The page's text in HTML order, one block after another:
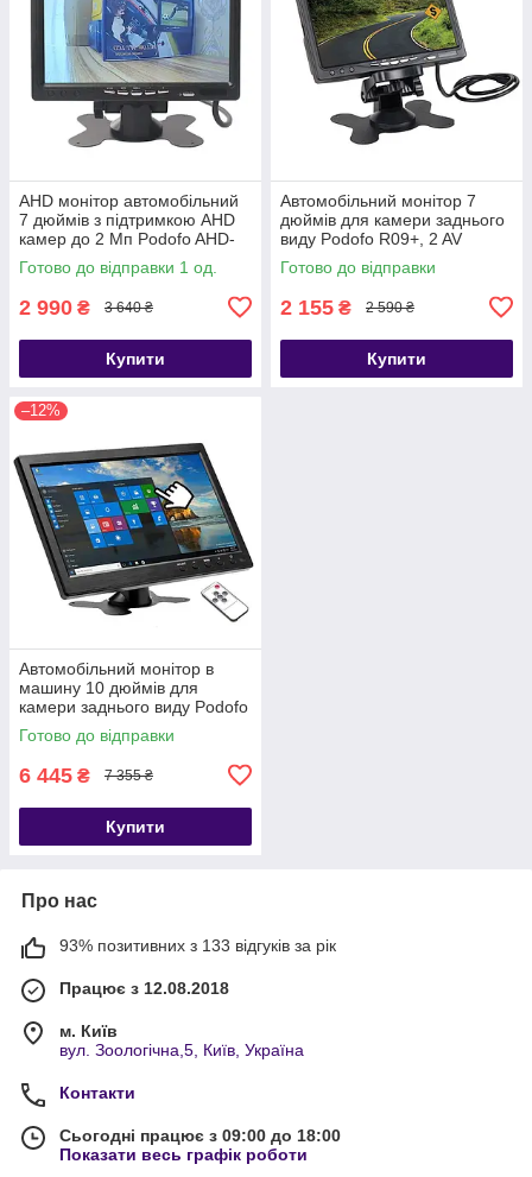
AHD монітор автомобільний
7 дюймів з підтримкою AHD
камер до 2 Мп Podofo AHD-
726
Готово до відправки 1 од.
2 990 ₴ 3 640 ₴
Купити
Автомобільний монітор 7
дюймів для камери заднього
виду Podofo R09+, 2 AV
входи, кріплення на торпедо
Готово до відправки
2 155 ₴ 2 590 ₴
Купити
–12%
Автомобільний монітор в
машину 10 дюймів для
камери заднього виду Podofo
K101, 1024х600, AV, HDMI,
VGA
Готово до відправки
6 445 ₴ 7 355 ₴
Купити
Про нас
93% позитивних з 133 відгуків за рік
Працює з 12.08.2018
м. Київ
вул. Зоологічна,5, Київ, Україна
Контакти
Сьогодні працює з 09:00 до 18:00
Показати весь графік роботи